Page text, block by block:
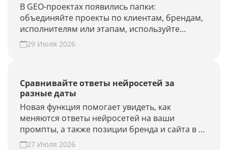
В GEO-проектах появились папки:
объединяйте проекты по клиентам, брендам,
исполнителям или этапам, используйте
фильтры и быстрее находите нужные.
Наведите порядок в списке проектов.
29 Июля 2026
Сравнивайте ответы нейросетей за
разные даты
Новая функция помогает увидеть, как
меняются ответы нейросетей на ваши
промпты, а также позиции бренда и сайта в AI-
выдаче.
27 Июля 2026